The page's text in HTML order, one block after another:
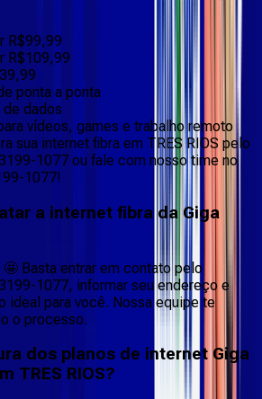
R$99,99
R$109,99
ponta a ponta
de dados
vídeos, games e trabalho remoto
sua internet fibra em TRES RIOS pelo
1077 ou fale com nosso time no
1077!
a internet fibra da Giga
Basta entrar em contato pelo
1077, informar seu endereço e
ideal para você. Nossa equipe te
o processo.
dos planos de internet Giga
TRES RIOS?